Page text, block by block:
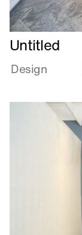
Læs
mere
om
Untitled
Design